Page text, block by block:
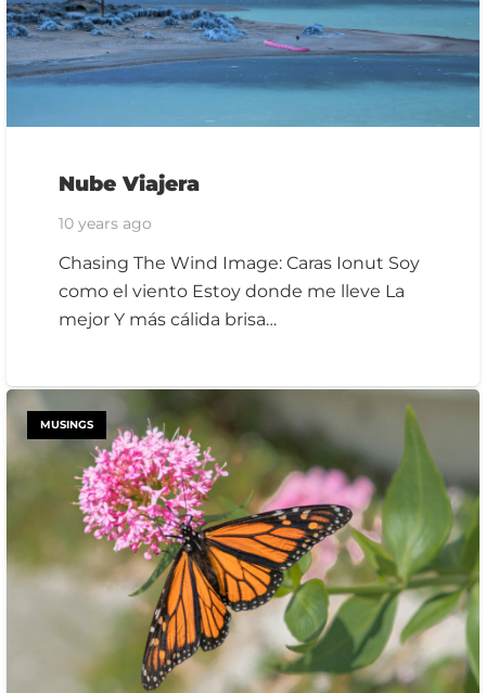
Nube Viajera
10 years ago
Chasing The Wind Image: Caras Ionut Soy
como el viento Estoy donde me lleve La
mejor Y más cálida brisa…
MUSINGS